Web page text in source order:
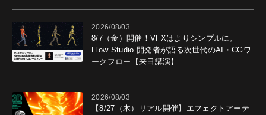
2026/08/03
8/7（金）開催！VFXはよりシンプルに。
Flow Studio 開発者が語る次世代のAI・CGワ
ークフロー【来日講演】
2026/08/03
【8/27（木）リアル開催】エフェクトアーテ